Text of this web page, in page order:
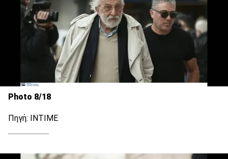
Photo 8/18
Πηγή: INTIME